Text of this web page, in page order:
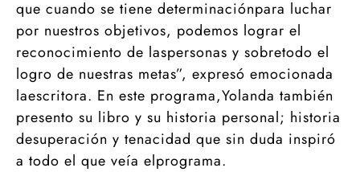
que cuando se tiene determinaciónpara luchar
por nuestros objetivos, podemos lograr el
reconocimiento de laspersonas y sobretodo el
logro de nuestras metas”, expresó emocionada
laescritora. En este programa,Yolanda también
presento su libro y su historia personal; historia
desuperación y tenacidad que sin duda inspiró
a todo el que veía elprograma.